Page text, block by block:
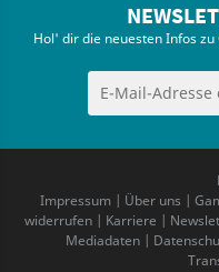
Hol' dir die neuesten Infos
Impressum| Über uns |
widerrufen | Karriere |
Mediadaten|